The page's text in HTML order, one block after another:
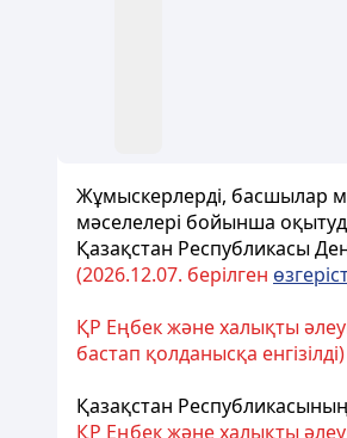
Жұмыскерлерді, басшылар
мәселелері бойынша
Қазақстан Республикасы
(2026.12.07. берілген
ҚР Еңбек және халықты
бастап қолданысқа
Қазақстан
ҚР Еңбек және халықты